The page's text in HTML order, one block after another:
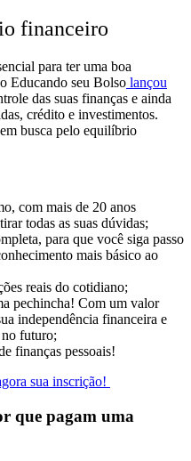
financeiro
para ter uma boa
Educando seu Bolso lançou
das suas finanças e ainda
crédito e investimentos.
busca pelo equilíbrio
com mais de 20 anos
todas as suas dúvidas;
para que você siga passo
mais básico ao
reais do cotidiano;
pechincha! Com um valor
independência financeira e
futuro;
finanças pessoais!
sua inscrição!
que pagam uma